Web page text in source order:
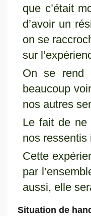
que c’était
d’avoir un
on se
sur
On se rend
beaucoup
nos autres
Le fait de ne
nos ressentis
Cette
par
aussi, elle
Situation de